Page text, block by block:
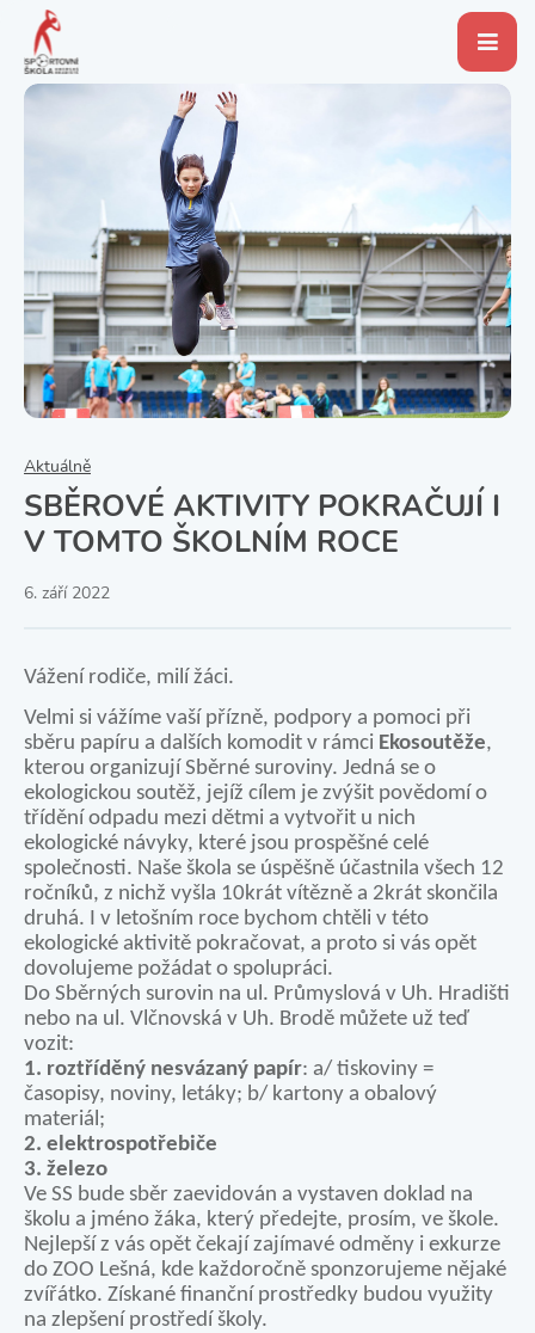
Aktuálně
SBĚROVÉ AKTIVITY POKRAČUJÍ I
V TOMTO ŠKOLNÍM ROCE
6. září 2022
Vážení rodiče, milí žáci.
Velmi si vážíme vaší přízně, podpory a pomoci při
sběru papíru a dalších komodit v rámci Ekosoutěže,
kterou organizují Sběrné suroviny. Jedná se o
ekologickou soutěž, jejíž cílem je zvýšit povědomí o
třídění odpadu mezi dětmi a vytvořit u nich
ekologické návyky, které jsou prospěšné celé
společnosti. Naše škola se úspěšně účastnila všech 12
ročníků, z nichž vyšla 10krát vítězně a 2krát skončila
druhá. I v letošním roce bychom chtěli v této
ekologické aktivitě pokračovat, a proto si vás opět
dovolujeme požádat o spolupráci.
Do Sběrných surovin na ul. Průmyslová v Uh. Hradišti
nebo na ul. Vlčnovská v Uh. Brodě můžete už teď
vozit:
1. roztříděný nesvázaný papír: a/ tiskoviny =
časopisy, noviny, letáky; b/ kartony a obalový
materiál;
2. elektrospotřebiče
3. železo
Ve SS bude sběr zaevidován a vystaven doklad na
školu a jméno žáka, který předejte, prosím, ve škole.
Nejlepší z vás opět čekají zajímavé odměny i exkurze
do ZOO Lešná, kde každoročně sponzorujeme nějaké
zvířátko. Získané finanční prostředky budou využity
na zlepšení prostředí školy.